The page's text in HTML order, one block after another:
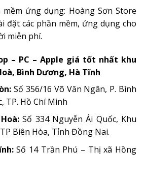
ứng dụng: Hoàng Sơn Store
đặt các phần mềm, ứng dụng cho
miễn phí.
– PC – Apple giá tốt nhất khu
Bình Dương, Hà Tĩnh
Số 356/16 Võ Văn Ngân, P. Bình
TP. Hồ Chí Minh
Hoà:Số 334 Nguyễn Ái Quốc, Khu
Biên Hòa, Tỉnh Đồng Nai.
Số 14 Trần Phú – Thị xã Hồng